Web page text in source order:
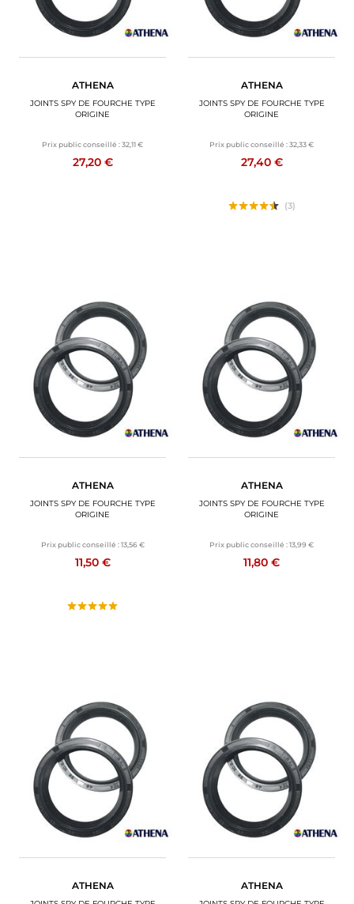
ATHENA
JOINTS SPY DE FOURCHE TYPE
ORIGINE
Prix public conseillé :32,11 €
27,20 €
ATHENA
JOINTS SPY DE FOURCHE TYPE
ORIGINE
Prix public conseillé :32,33 €
27,40 €
(3)
ATHENA
JOINTS SPY DE FOURCHE TYPE
ORIGINE
Prix public conseillé : 13,56 €
11,50 €
ATHENA
JOINTS SPY DE FOURCHE TYPE
ORIGINE
Prix public conseillé :13,99 €
11,80 €
ATHENA ATHENA